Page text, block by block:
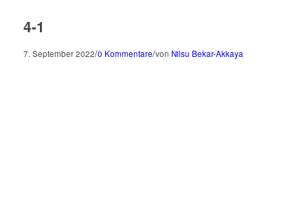
4-1
7. September 2022/0 Kommentare/von Nilsu Bekar-Akkaya